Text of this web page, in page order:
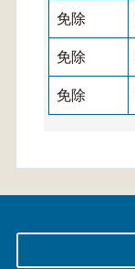
免除
免除
免除